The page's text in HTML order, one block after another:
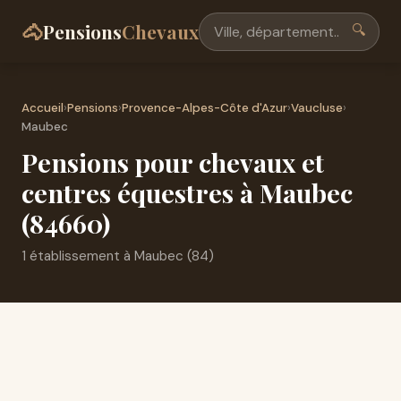
🐴PensionsChevaux 🔍
Accueil›Pensions›Provence-Alpes-Côte d'Azur›Vaucluse›
Maubec
Pensions pour chevaux et
centres équestres à Maubec
(84660)
1 établissement à Maubec (84)